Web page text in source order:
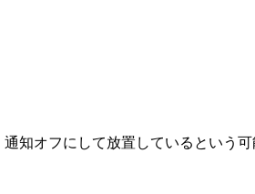
通知オフにして放置しているという可